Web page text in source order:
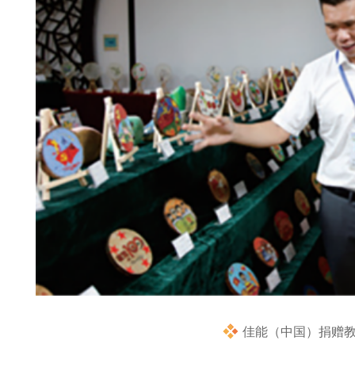
佳能（中国）捐赠